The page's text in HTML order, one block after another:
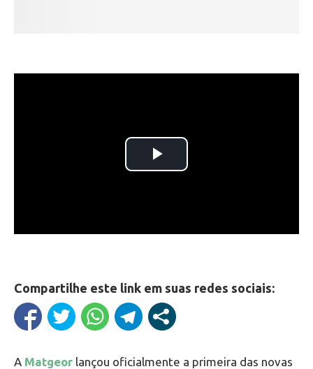
Compartilhe este link em suas redes sociais:
A Matgeor lançou oficialmente a primeira das novas